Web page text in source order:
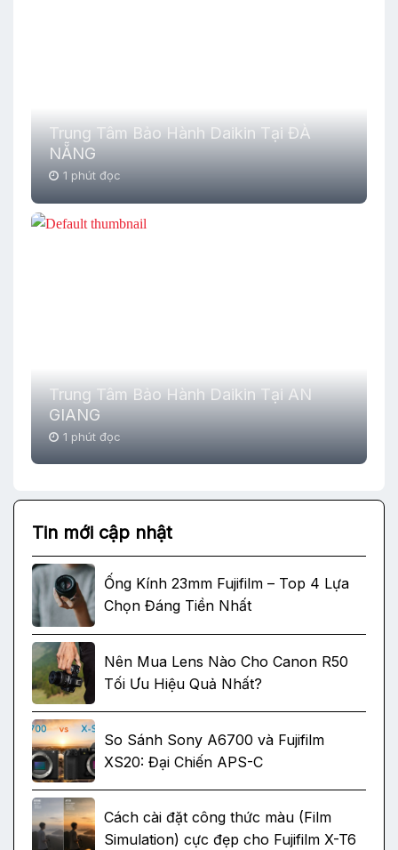
Trung Tâm Bảo Hành Daikin Tại ĐÀ
NẴNG
1 phút đọc
Trung Tâm Bảo Hành Daikin Tại AN
GIANG
1 phút đọc
Tin mới cập nhật
Ống Kính 23mm Fujifilm – Top 4 Lựa
Chọn Đáng Tiền Nhất
Nên Mua Lens Nào Cho Canon R50
Tối Ưu Hiệu Quả Nhất?
So Sánh Sony A6700 và Fujifilm
XS20: Đại Chiến APS-C
Cách cài đặt công thức màu (Film
Simulation) cực đẹp cho Fujifilm X-T6